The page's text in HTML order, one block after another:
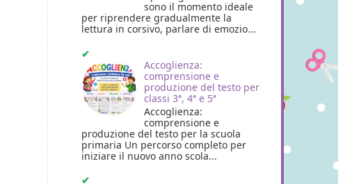
sono il momento ideale
per riprendere gradualmente la
lettura in corsivo, parlare di emozio...
Accoglienza:
comprensione e
produzione del testo per
classi 3ª, 4ª e 5ª
Accoglienza:
comprensione e
produzione del testo per la scuola
primaria Un percorso completo per
iniziare il nuovo anno scola...